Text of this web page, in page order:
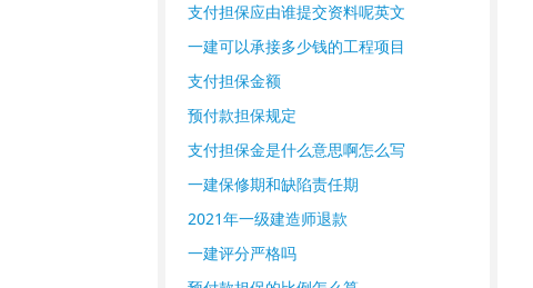
支付担保应由谁提交资料呢英文
一建可以承接多少钱的工程项目
支付担保金额
预付款担保规定
支付担保金是什么意思啊怎么写
一建保修期和缺陷责任期
2021年一级建造师退款
一建评分严格吗